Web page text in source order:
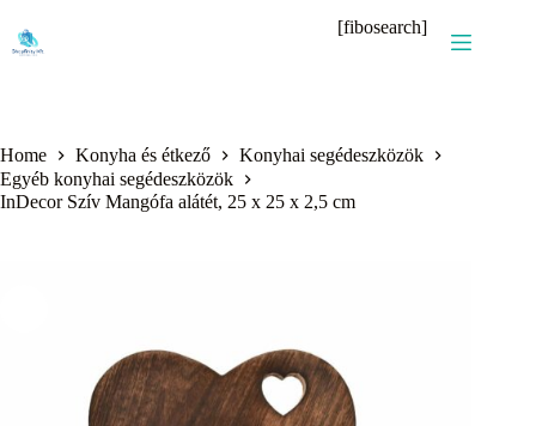
content
[fibosearch]
Home Konyha és étkező
Konyhai segédeszközök
Egyéb konyhai segédeszközök
InDecor Szív Mangófa alátét, 25 x 25 x 2,5 cm